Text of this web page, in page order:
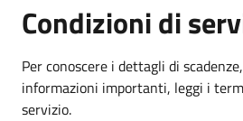
Condizioni di
Per conoscere i dettagli di
informazioni importanti, leggi i
servizio.